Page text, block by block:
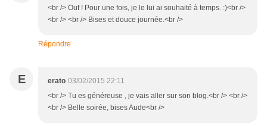
<br /> Ouf ! Pour une fois, je le lui ai souhaité à temps. :)<br />
<br /> <br /> Bises et douce journée.<br />
Répondre
E erato 03/02/2015 22:11
<br /> Tu es généreuse , je vais aller sur son blog.<br /> <br />
<br /> Belle soirée, bises Aude<br />